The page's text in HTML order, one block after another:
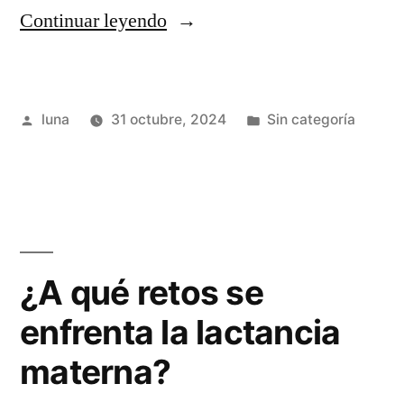
Continuar leyendo“¿Qué
la
Reproductiva
en
México?”
Publicado
luna 31 octubre, 2024
Publicada
Sin categoría
¿A qué retos se
enfrenta la lactancia
materna?